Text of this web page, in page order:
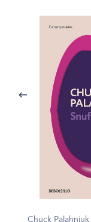
Chuck Palahniuk